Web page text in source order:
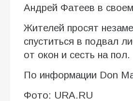
Андрей Фатеев в своем
Жителей просят
спуститься в подвал
от окон и сесть на пол.
По информации Don
Фото: URA.RU